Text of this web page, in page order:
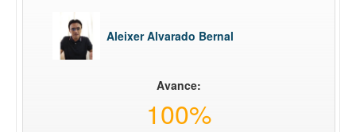
Aleixer Alvarado Bernal
Avance:
100%